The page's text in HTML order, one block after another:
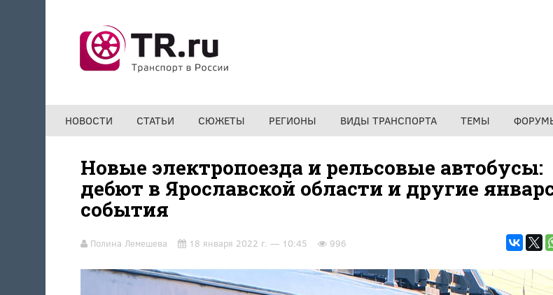
НОВОСТИ СТАТЬИ СЮЖЕТЫ РЕГИОНЫ ВИДЫ ТРАНСПОРТА ТЕМЫ
Новые электропоезда и рельсовые автобусы:
дебют в Ярославской области и другие
события
Полина Лемешева 18 января 2022 г. — 10:45 996